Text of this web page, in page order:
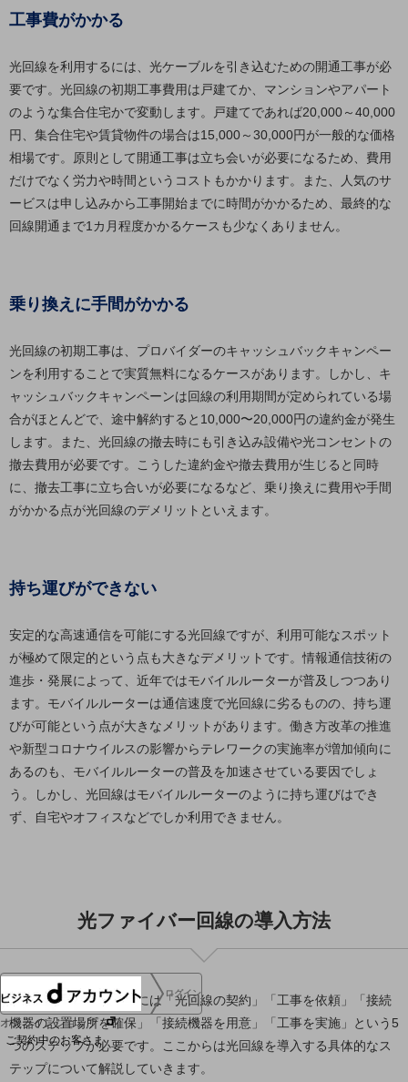
社長からのご挨拶
グループ会社
会社案内パンフレット
ニュースルーム
ニュースルームTOP
ニュースリリース
地域からの発表
サステナビリティTOP
NTTドコモビジネスグループのサステナビリティ
サステナビリティ基本方針
サステナビリティレポート
ダイバーシティ
経営情報
決算公告
電子公告
基礎的電気通信役務損益明細表
採用情報
採用情報TOP
新卒採用
経験者採用
障がい者採用
NTTドコモグループ
ログイン
オンラインショップ
ご契約中のお客さま
工事費がかかる
光回線を利用するには、光ケーブルを引き込むための開通工事が必
要です。光回線の初期工事費用は戸建てか、マンションやアパート
のような集合住宅かで変動します。戸建てであれば20,000～40,000
円、集合住宅や賃貸物件の場合は15,000～30,000円が一般的な価格
相場です。原則として開通工事は立ち会いが必要になるため、費用
だけでなく労力や時間というコストもかかります。また、人気のサ
ービスは申し込みから工事開始までに時間がかかるため、最終的な
回線開通まで1カ月程度かかるケースも少なくありません。
乗り換えに手間がかかる
光回線の初期工事は、プロバイダーのキャッシュバックキャンペー
ンを利用することで実質無料になるケースがあります。しかし、キ
ャッシュバックキャンペーンは回線の利用期間が定められている場
合がほとんどで、途中解約すると10,000〜20,000円の違約金が発生
します。また、光回線の撤去時にも引き込み設備や光コンセントの
撤去費用が必要です。こうした違約金や撤去費用が生じると同時
に、撤去工事に立ち合いが必要になるなど、乗り換えに費用や手間
がかかる点が光回線のデメリットといえます。
持ち運びができない
安定的な高速通信を可能にする光回線ですが、利用可能なスポット
が極めて限定的という点も大きなデメリットです。情報通信技術の
進歩・発展によって、近年ではモバイルルーターが普及しつつあり
ます。モバイルルーターは通信速度で光回線に劣るものの、持ち運
びが可能という点が大きなメリットがあります。働き方改革の推進
や新型コロナウイルスの影響からテレワークの実施率が増加傾向に
あるのも、モバイルルーターの普及を加速させている要因でしょ
う。しかし、光回線はモバイルルーターのように持ち運びはでき
ず、自宅やオフィスなどでしか利用できません。
光ファイバー回線の導入方法
光回線を導入するためには「光回線の契約」「工事を依頼」「接続
機器の設置場所を確保」「接続機器を用意」「工事を実施」という5
つのステップが必要です。ここからは光回線を導入する具体的なス
テップについて解説していきます。